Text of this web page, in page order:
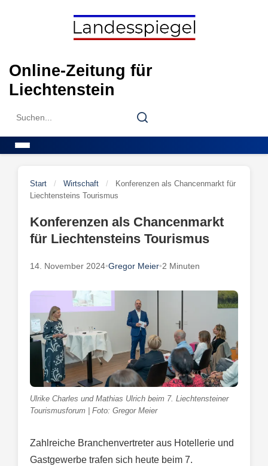
Online-Zeitung für
Liechtenstein
Search
Search
Start / Wirtschaft /
Konferenzen als Chancenmarkt für
Liechtensteins Tourismus
Konferenzen als Chancenmarkt
für Liechtensteins Tourismus
14. November 2024•Gregor Meier•2 Minuten
Ulrike Charles und Mathias Ulrich beim 7. Liechtensteiner
Tourismusforum | Foto: Gregor Meier
Zahlreiche Branchenvertreter aus Hotellerie und
Gastgewerbe trafen sich heute beim 7.